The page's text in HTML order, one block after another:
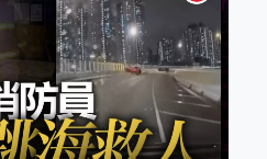
投票，同屬有效參與選舉，
《基本法》所保障的表達
首席法官張舉能等五名法
條例》立法背景，指全國
度，確保選舉制度穩定、具
無效票，仍然合法，但大